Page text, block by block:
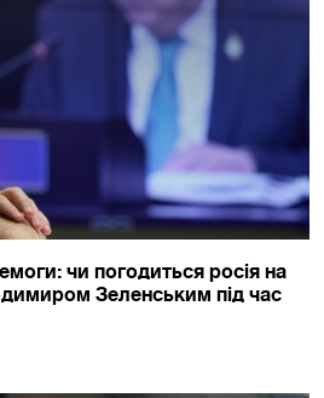
чи погодиться росія на
Зеленським під час